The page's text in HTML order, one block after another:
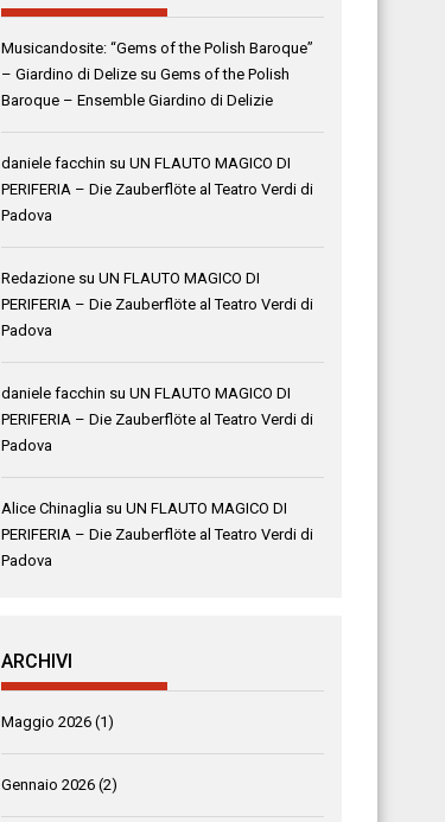
Musicandosite: “Gems of the Polish Baroque”
– Giardino di Delize suGems of the Polish
Baroque – Ensemble Giardino di Delizie
daniele facchin suUN FLAUTO MAGICO DI
PERIFERIA – Die Zauberflöte al Teatro Verdi di
Padova
Redazione suUN FLAUTO MAGICO DI
PERIFERIA – Die Zauberflöte al Teatro Verdi di
Padova
daniele facchin suUN FLAUTO MAGICO DI
PERIFERIA – Die Zauberflöte al Teatro Verdi di
Padova
Alice Chinaglia suUN FLAUTO MAGICO DI
PERIFERIA – Die Zauberflöte al Teatro Verdi di
Padova
ARCHIVI
Maggio 2026 (1)
Gennaio 2026 (2)